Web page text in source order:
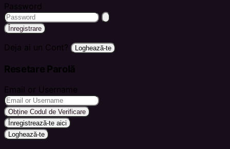
Password
Înregistrare
Deja ai un Cont? Loghează-te
Resetare Parolă
Email or Username
Obține Codul de Verificare
Înregistrează-te aici
Loghează-te